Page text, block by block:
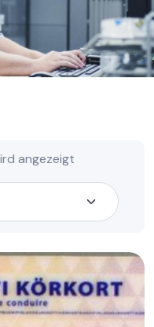
angezeigt